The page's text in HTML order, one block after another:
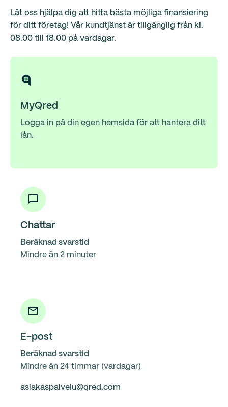
Låt oss hjälpa dig att hitta bästa möjliga finansiering
för ditt företag! Vår kundtjänst är tillgänglig från kl.
08.00 till 18.00 på vardagar.
MyQred
Logga in på din egen hemsida för att hantera ditt
lån.
Chattar
Beräknad svarstid
Mindre än 2 minuter
E-post
Beräknad svarstid
Mindre än 24 timmar (vardagar)
asiakaspalvelu@qred.com